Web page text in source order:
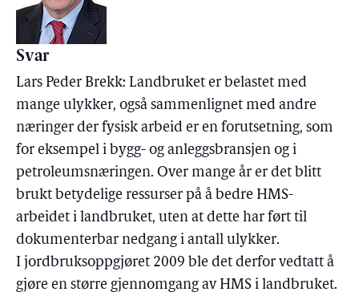
Svar
Lars Peder Brekk: Landbruket er belastet med
mange ulykker, også sammenlignet med andre
næringer der fysisk arbeid er en forutsetning, som
for eksempel i bygg- og anleggsbransjen og i
petroleumsnæringen. Over mange år er det blitt
brukt betydelige ressurser på å bedre HMS-
arbeidet i landbruket, uten at dette har ført til
dokumenterbar nedgang i antall ulykker.
I jordbruksoppgjøret 2009 ble det derfor vedtatt å
gjøre en større gjennomgang av HMS i landbruket.